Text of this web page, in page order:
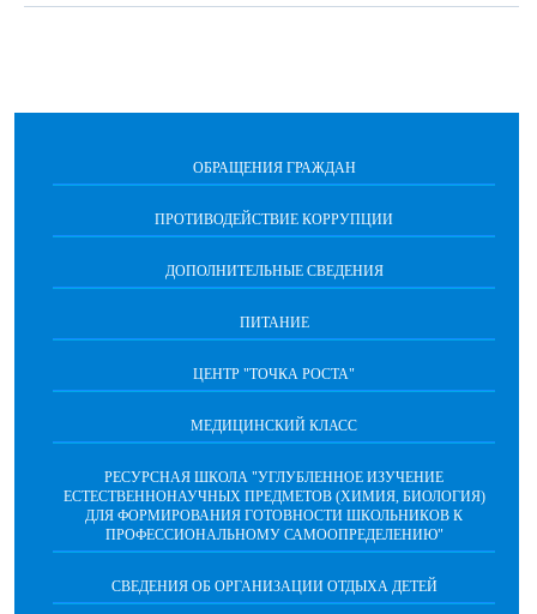
ОБРАЩЕНИЯ ГРАЖДАН
ПРОТИВОДЕЙСТВИЕ КОРРУПЦИИ
ДОПОЛНИТЕЛЬНЫЕ СВЕДЕНИЯ
ПИТАНИЕ
ЦЕНТР "ТОЧКА РОСТА"
МЕДИЦИНСКИЙ КЛАСС
РЕСУРСНАЯ ШКОЛА "УГЛУБЛЕННОЕ ИЗУЧЕНИЕ
ЕСТЕСТВЕННОНАУЧНЫХ ПРЕДМЕТОВ (ХИМИЯ, БИОЛОГИЯ)
ДЛЯ ФОРМИРОВАНИЯ ГОТОВНОСТИ ШКОЛЬНИКОВ К
ПРОФЕССИОНАЛЬНОМУ САМООПРЕДЕЛЕНИЮ"
СВЕДЕНИЯ ОБ ОРГАНИЗАЦИИ ОТДЫХА ДЕТЕЙ